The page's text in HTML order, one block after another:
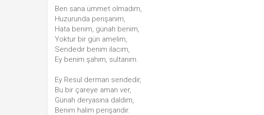
Ben sana ümmet olmadım,
Huzurunda perişanım,
Hata benim, günah benim,
Yoktur bir gün amelim,
Sendedir benim ilacım,
Ey benim şahım, sultanım.
Ey Resul derman sendedir,
Bu bir çareye aman ver,
Günah deryasına daldım,
Benim halim perişandır.